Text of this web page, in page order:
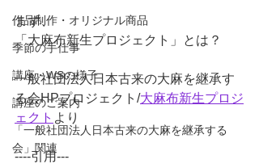
作品制作・オリジナル商品
季節の手仕事
講座・WSの様子
講座のご案内
「一般社団法人日本古来の大麻を継承する
会」関連
まず、
「大麻布新生プロジェクト」とは？
一般社団法人日本古来の大麻を継承す
る会HPプロジェクト/大麻布新生プロジ
ェクト より
----引用---